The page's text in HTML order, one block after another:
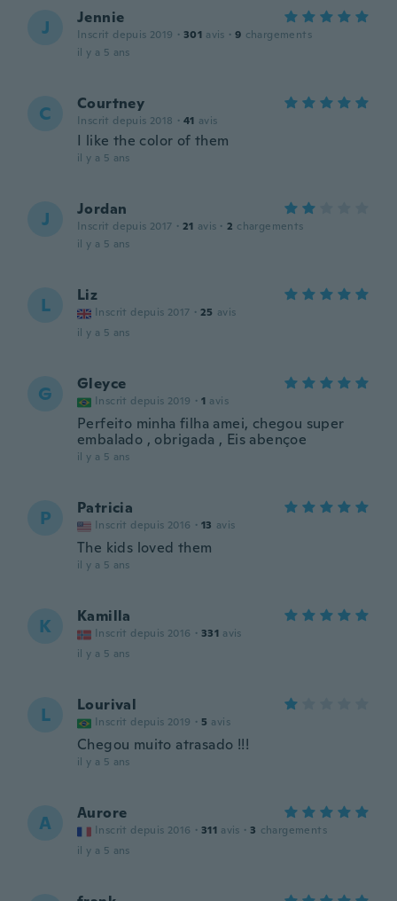
J Jennie
Inscrit depuis 2019 · 301 avis · 9 chargements
il y a 5 ans
C Courtney
Inscrit depuis 2018 · 41 avis
I like the color of them
il y a 5 ans
J Jordan
Inscrit depuis 2017 · 21 avis · 2 chargements
il y a 5 ans
L Liz
Inscrit depuis 2017 · 25 avis
il y a 5 ans
G Gleyce
Inscrit depuis 2019 · 1 avis
Perfeito minha filha amei, chegou super
embalado , obrigada , Eis abençoe
il y a 5 ans
P Patricia
Inscrit depuis 2016 · 13 avis
The kids loved them
il y a 5 ans
K Kamilla
Inscrit depuis 2016 · 331 avis
il y a 5 ans
L Lourival
Inscrit depuis 2019 · 5 avis
Chegou muito atrasado !!!
il y a 5 ans
A Aurore
Inscrit depuis 2016 · 311 avis · 3 chargements
il y a 5 ans